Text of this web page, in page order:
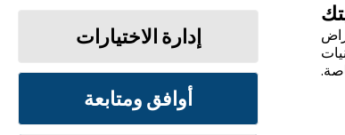
سياسة الخصوصية
إدارة الاختيارات
أوافق ومتابعة